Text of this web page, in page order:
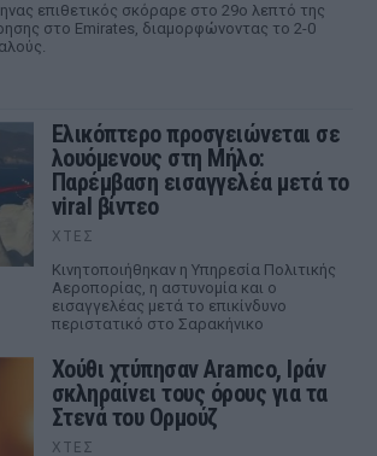
επιθετικός σκόραρε στο 29ο λεπτό της
στο Emirates, διαμορφώνοντας το 2-0
Ελικόπτερο προσγειώνεται σε
λουόμενους στη Μήλο:
Παρέμβαση εισαγγελέα μετά το
viral βίντεο
ΧΤΕΣ
Κινητοποιήθηκαν η Υπηρεσία Πολιτικής
Αεροπορίας, η αστυνομία και ο
εισαγγελέας μετά το επικίνδυνο
περιστατικό στο Σαρακήνικο
Χούθι χτύπησαν Aramco, Ιράν
σκληραίνει τους όρους για τα
Στενά του Ορμούζ
ΧΤΕΣ